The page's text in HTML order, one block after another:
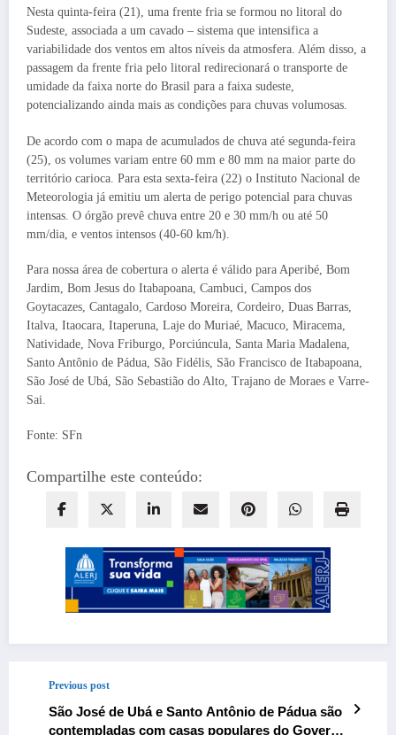
Nesta quinta-feira (21), uma frente fria se formou no litoral do
Sudeste, associada a um cavado – sistema que intensifica a
variabilidade dos ventos em altos níveis da atmosfera. Além disso, a
passagem da frente fria pelo litoral redirecionará o transporte de
umidade da faixa norte do Brasil para a faixa sudeste,
potencializando ainda mais as condições para chuvas volumosas.
De acordo com o mapa de acumulados de chuva até segunda-feira
(25), os volumes variam entre 60 mm e 80 mm na maior parte do
território carioca. Para esta sexta-feira (22) o Instituto Nacional de
Meteorologia já emitiu um alerta de perigo potencial para chuvas
intensas. O órgão prevê chuva entre 20 e 30 mm/h ou até 50
mm/dia, e ventos intensos (40-60 km/h).
Para nossa área de cobertura o alerta é válido para Aperibé, Bom
Jardim, Bom Jesus do Itabapoana, Cambuci, Campos dos
Goytacazes, Cantagalo, Cardoso Moreira, Cordeiro, Duas Barras,
Italva, Itaocara, Itaperuna, Laje do Muriaé, Macuco, Miracema,
Natividade, Nova Friburgo, Porciúncula, Santa Maria Madalena,
Santo Antônio de Pádua, São Fidélis, São Francisco de Itabapoana,
São José de Ubá, São Sebastião do Alto, Trajano de Moraes e Varre-
Sai.
Fonte: SFn
Compartilhe este conteúdo:
Previous post
São José de Ubá e Santo Antônio de Pádua são
contempladas com casas populares do Governo